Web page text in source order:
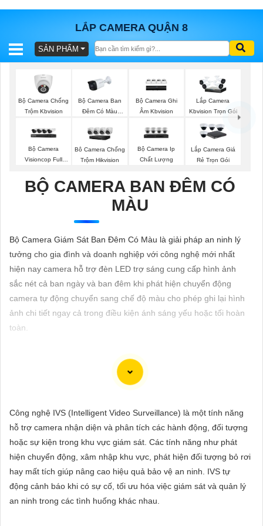
LẮP CAMERA QUẬN 8
BÁO
TRỌN
GÓI
SẢN
LẮP
ĐẶT
PHỤ
KIỆN
VẤN
DỊCH
VỤ
SẢN PHẨM
Bộ Camera Chống
Trộm Kbvision
Bộ Camera Ban
Đêm Có Màu
Bộ Camera Ghi
Âm Kbvision
Lắp Camera
Kbvision Trọn Gói
Bộ Camera
Visioncop Full
Bô Camera Chống
Trộm Hikvision
Bộ Camera Ip
Chất Lượng
Lắp Camera Giá
Rẻ Trọn Gói
BỘ CAMERA BAN ĐÊM CÓ
MÀU
Bộ Camera Giám Sát Ban Đêm Có Màu là giải pháp an ninh lý
tưởng cho gia đình và doanh nghiệp với công nghệ mới nhất
hiện nay camera hỗ trợ đèn LED trợ sáng cung cấp hình ảnh
sắc nét cả ban ngày và ban đêm khi phát hiện chuyển động
camera tự động chuyển sang chế độ màu cho phép ghi lại hình
ảnh chi tiết ngay cả trong điều kiện ánh sáng yếu hoặc tối hoàn
toàn.
✳️
Công nghệ IVS (Intelligent Video Surveillance) là một tính năng
hỗ trợ camera nhận diện và phân tích các hành động, đối tượng
hoặc sự kiện trong khu vực giám sát. Các tính năng như phát
hiện chuyển động, xâm nhập khu vực, phát hiện đối tượng bỏ rơi
hay mất tích giúp nâng cao hiệu quả bảo vệ an ninh. IVS tự
động cảnh báo khi có sự cố, tối ưu hóa việc giám sát và quản lý
an ninh trong các tình huống khác nhau.